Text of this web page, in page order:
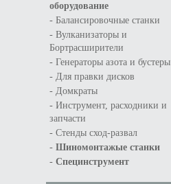
оборудование
- Балансировочные станки
- Вулканизаторы и
Бортрасширители
- Генераторы азота и бустеры
- Для правки дисков
- Домкраты
- Инструмент, расходники и
запчасти
- Стенды сход-развал
- Шиномонтажые станки
- Специнструмент